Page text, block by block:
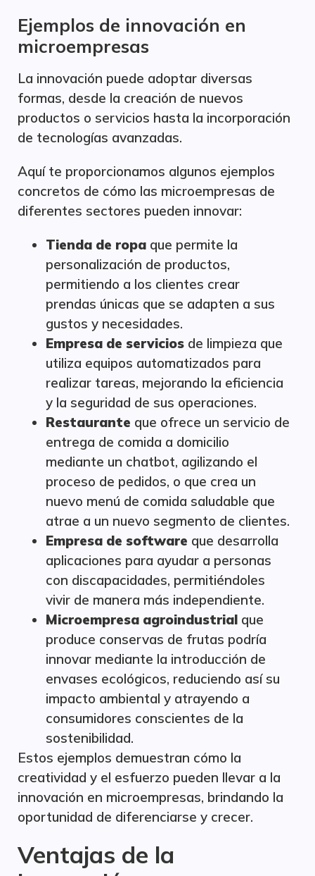
Ejemplos de innovación en
microempresas
La innovación puede adoptar diversas
formas, desde la creación de nuevos
productos o servicios hasta la incorporación
de tecnologías avanzadas.
Aquí te proporcionamos algunos ejemplos
concretos de cómo las microempresas de
diferentes sectores pueden innovar:
Tienda de ropa que permite la
personalización de productos,
permitiendo a los clientes crear
prendas únicas que se adapten a sus
gustos y necesidades.
Empresa de servicios de limpieza que
utiliza equipos automatizados para
realizar tareas, mejorando la eficiencia
y la seguridad de sus operaciones.
Restaurante que ofrece un servicio de
entrega de comida a domicilio
mediante un chatbot, agilizando el
proceso de pedidos, o que crea un
nuevo menú de comida saludable que
atrae a un nuevo segmento de clientes.
Empresa de software que desarrolla
aplicaciones para ayudar a personas
con discapacidades, permitiéndoles
vivir de manera más independiente.
Microempresa agroindustrial que
produce conservas de frutas podría
innovar mediante la introducción de
envases ecológicos, reduciendo así su
impacto ambiental y atrayendo a
consumidores conscientes de la
sostenibilidad.
Estos ejemplos demuestran cómo la
creatividad y el esfuerzo pueden llevar a la
innovación en microempresas, brindando la
oportunidad de diferenciarse y crecer.
Ventajas de la